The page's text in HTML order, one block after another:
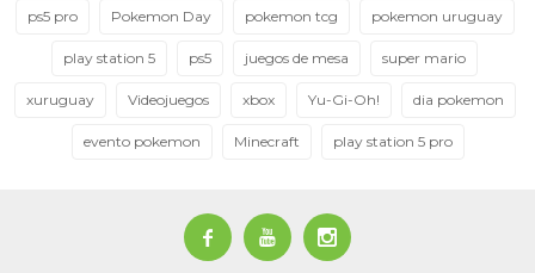
ps5 pro Pokemon Day pokemon tcg pokemon uruguay
play station 5 ps5 juegos de mesa super mario
xuruguay Videojuegos xbox Yu-Gi-Oh! dia pokemon
evento pokemon Minecraft play station 5 pro
  